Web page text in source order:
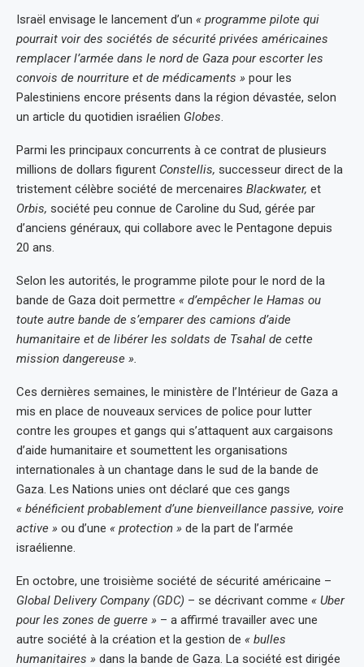
Israël envisage le lancement d’un « programme pilote qui
pourrait voir des sociétés de sécurité privées américaines
remplacer l’armée dans le nord de Gaza pour escorter les
convois de nourriture et de médicaments » pour les
Palestiniens encore présents dans la région dévastée, selon
un article du quotidien israélien Globes.
Parmi les principaux concurrents à ce contrat de plusieurs
millions de dollars figurent Constellis, successeur direct de la
tristement célèbre société de mercenaires Blackwater, et
Orbis, société peu connue de Caroline du Sud, gérée par
d’anciens généraux, qui collabore avec le Pentagone depuis
20 ans.
Selon les autorités, le programme pilote pour le nord de la
bande de Gaza doit permettre « d’empêcher le Hamas ou
toute autre bande de s’emparer des camions d’aide
humanitaire et de libérer les soldats de Tsahal de cette
mission dangereuse ».
Ces dernières semaines, le ministère de l’Intérieur de Gaza a
mis en place de nouveaux services de police pour lutter
contre les groupes et gangs qui s’attaquent aux cargaisons
d’aide humanitaire et soumettent les organisations
internationales à un chantage dans le sud de la bande de
Gaza. Les Nations unies ont déclaré que ces gangs
« bénéficient probablement d’une bienveillance passive, voire
active » ou d’une « protection » de la part de l’armée
israélienne.
En octobre, une troisième société de sécurité américaine –
Global Delivery Company (GDC) – se décrivant comme « Uber
pour les zones de guerre » – a affirmé travailler avec une
autre société à la création et la gestion de « bulles
humanitaires » dans la bande de Gaza. La société est dirigée